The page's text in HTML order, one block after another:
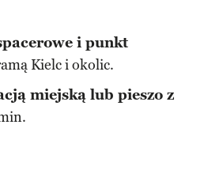
i punkt
Kielc i okolic.
miejską lub pieszo z